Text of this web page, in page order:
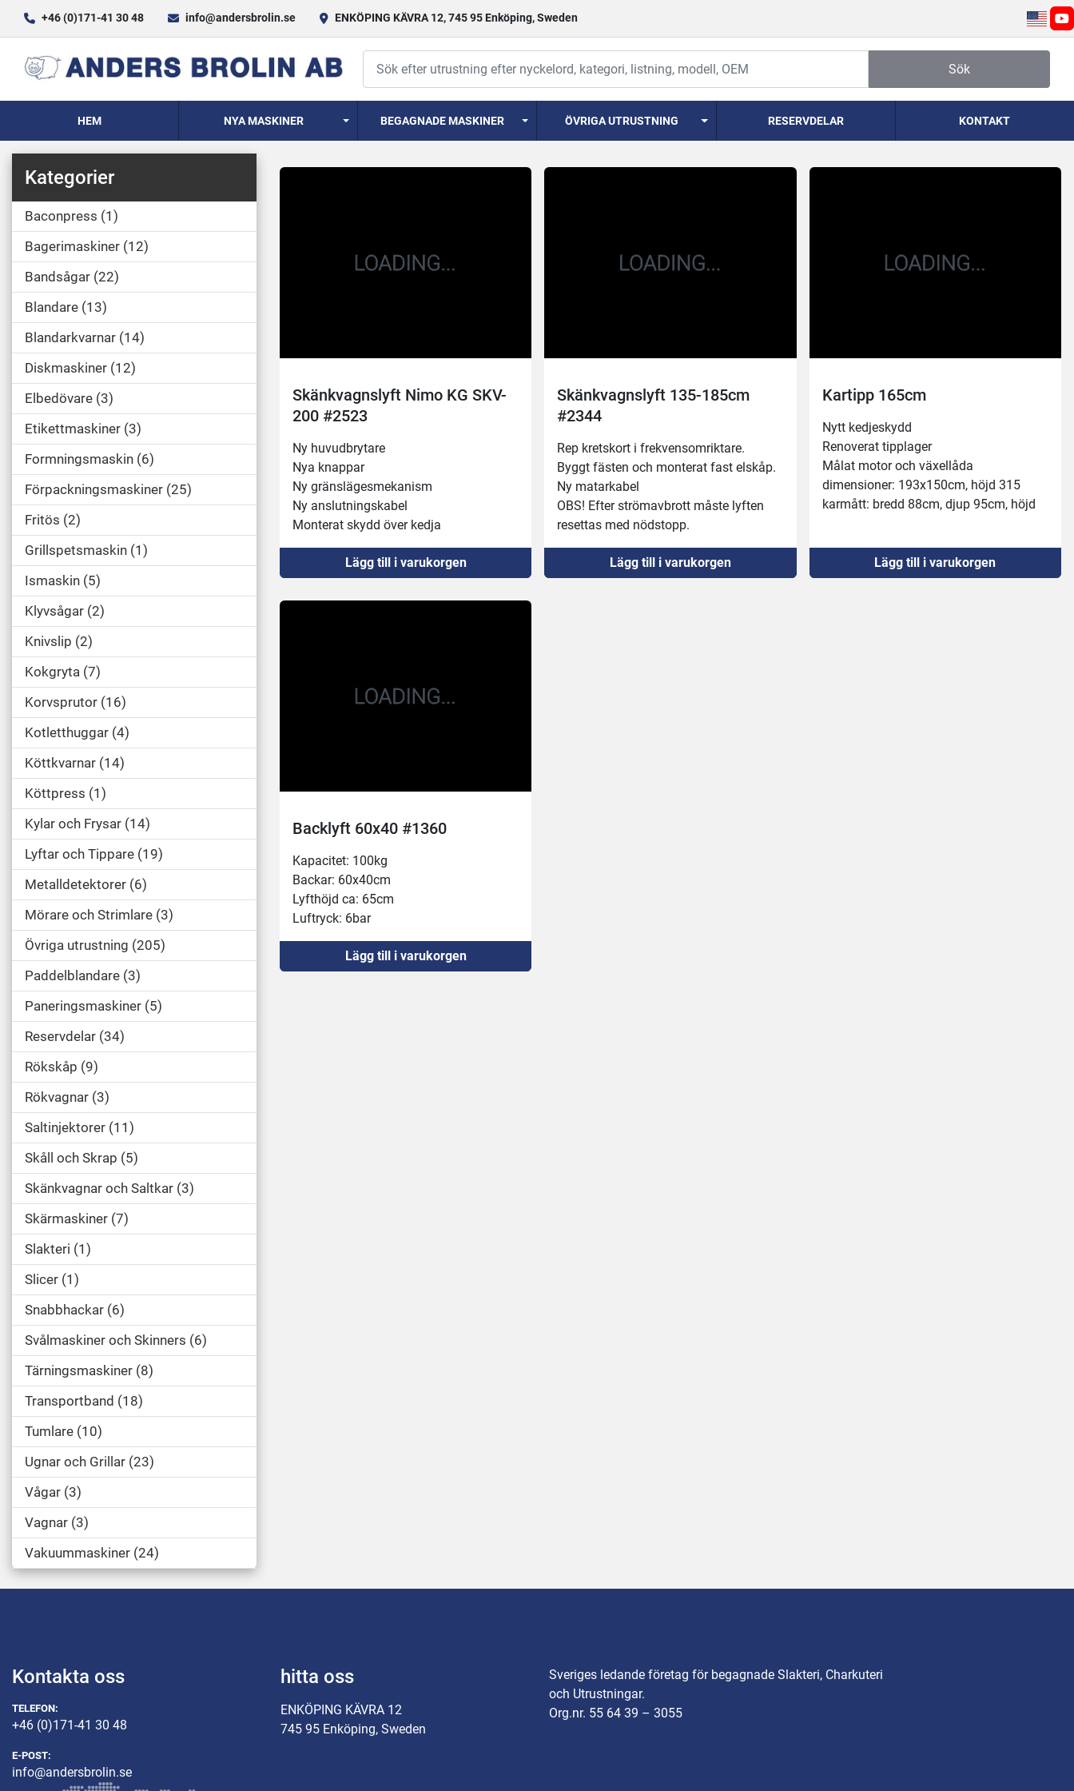
+46 (0)171-41 30 48 info@andersbrolin.se ENKÖPING KÄVRA 12, 745 95 Enköping, Sweden
Sök
HEM NYA MASKINER BEGAGNADE MASKINER ÖVRIGA UTRUSTNING RESERVDELAR KONTAKT
Kategorier
Baconpress 1
Bagerimaskiner 12
Bandsågar 22
Blandare 13
Blandarkvarnar 14
Diskmaskiner 12
Elbedövare 3
Etikettmaskiner 3
Formningsmaskin 6
Förpackningsmaskiner 25
Fritös 2
Grillspetsmaskin 1
Ismaskin 5
Klyvsågar 2
Knivslip 2
Kokgryta 7
Korvsprutor 16
Kotletthuggar 4
Köttkvarnar 14
Köttpress 1
Kylar och Frysar 14
Lyftar och Tippare 19
Metalldetektorer 6
Mörare och Strimlare 3
Övriga utrustning 205
Paddelblandare 3
Paneringsmaskiner 5
Reservdelar 34
Rökskåp 9
Rökvagnar 3
Saltinjektorer 11
Skåll och Skrap 5
Skänkvagnar och Saltkar 3
Skärmaskiner 7
Slakteri 1
Slicer 1
Snabbhackar 6
Svålmaskiner och Skinners 6
Tärningsmaskiner 8
Transportband
18
Tumlare 10
Ugnar och Grillar 23
Vågar 3
Vagnar 3
Vakuummaskiner 24
Skänkvagnslyft Nimo KG SKV-
200 #2523
Ny huvudbrytare
Nya knappar
Ny gränslägesmekanism
Ny anslutningskabel
Monterat skydd över kedja
Provkörd fungerar bra
Tipphöjd 180cmLägg till i varukorgen
Skänkvagnslyft 135-185cm
#2344
Rep kretskort i frekvensomriktare.
Byggt fästen och monterat fast elskåp.
Ny matarkabel
OBS! Efter strömavbrott måste lyften
resettas med nödstopp.
Och man bör köra lågfart mot
ändlägena.Två hastigheter.Fungerar
utmärkt
Lägg till i varukorgen
Kartipp 165cm
Nytt kedjeskydd
Renoverat tipplager
Målat motor och växellåda
dimensioner: 193x150cm, höjd 315
karmått: bredd 88cm, djup 95cm, höjd
Lägg till i varukorgen
Backlyft 60x40 #1360
Kapacitet: 100kg
Backar: 60x40cm
Lyfthöjd ca: 65cm
Luftryck: 6bar
Lägg till i varukorgen
Kontakta oss
TELEFON:
+46 (0)171-41 30 48
E-POST:
info@andersbrolin.se
hitta oss
ENKÖPING KÄVRA 12
745 95 Enköping, Sweden
Sveriges ledande företag för begagnade Slakteri, Charkuteri
och Utrustningar.
Org.nr. 55 64 39 – 3055